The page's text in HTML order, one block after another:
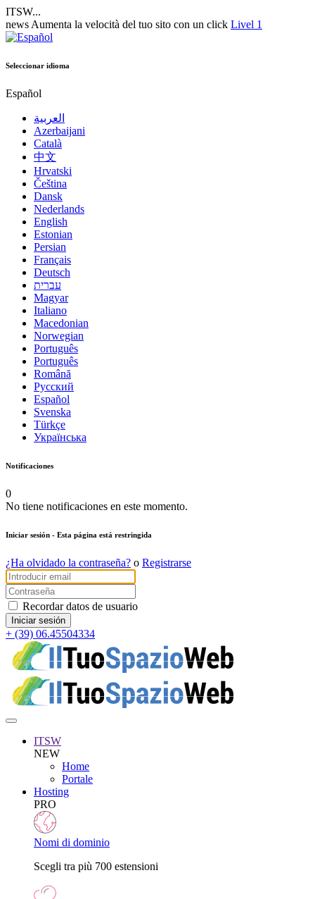
ITSW...
news Aumenta la velocità del tuo sito con un click Livel 1
Seleccionar idioma
Español
العربية
Azerbaijani
Català
中文
Hrvatski
Čeština
Dansk
Nederlands
English
Estonian
Persian
Français
Deutsch
עברית
Magyar
Italiano
Macedonian
Norwegian
Português
Português
Română
Русский
Español
Svenska
Türkçe
Українська
Notificaciones
0
No tiene notificaciones en este momento.
Iniciar sesión - Esta página está restringida
¿Ha olvidado la contraseña? o Registrarse
Recordar datos de usuario
+ (39) 06.45504334
ITSW
NEW
Home
Portale
Hosting
PRO
Nomi di dominio
Scegli tra più 700 estensioni